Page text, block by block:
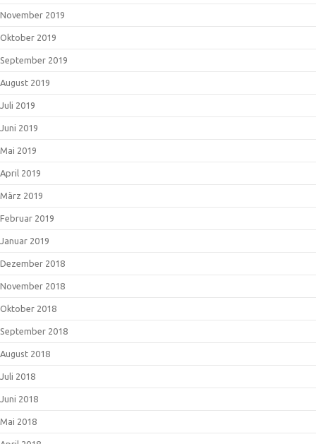
November 2019
Oktober 2019
September 2019
August 2019
Juli 2019
Juni 2019
Mai 2019
April 2019
März 2019
Februar 2019
Januar 2019
Dezember 2018
November 2018
Oktober 2018
September 2018
August 2018
Juli 2018
Juni 2018
Mai 2018